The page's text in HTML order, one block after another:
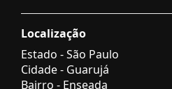
Localização
Estado -São Paulo
Cidade - Guarujá
Bairro - Enseada